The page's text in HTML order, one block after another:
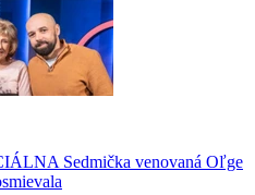
Sedmička venovaná Oľge